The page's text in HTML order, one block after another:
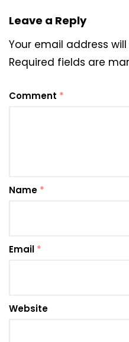
Leave a Reply
Your email address
Required fields are
Comment *
Name *
Email *
Website